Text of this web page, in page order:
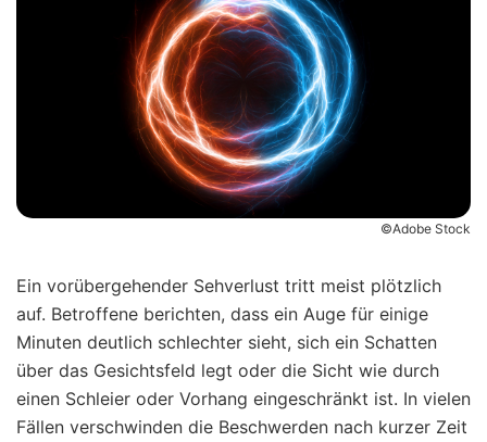
©Adobe Stock
Ein vorübergehender Sehverlust tritt meist plötzlich
auf. Betroffene berichten, dass ein Auge für einige
Minuten deutlich schlechter sieht, sich ein Schatten
über das Gesichtsfeld legt oder die Sicht wie durch
einen Schleier oder Vorhang eingeschränkt ist. In vielen
Fällen verschwinden die Beschwerden nach kurzer Zeit